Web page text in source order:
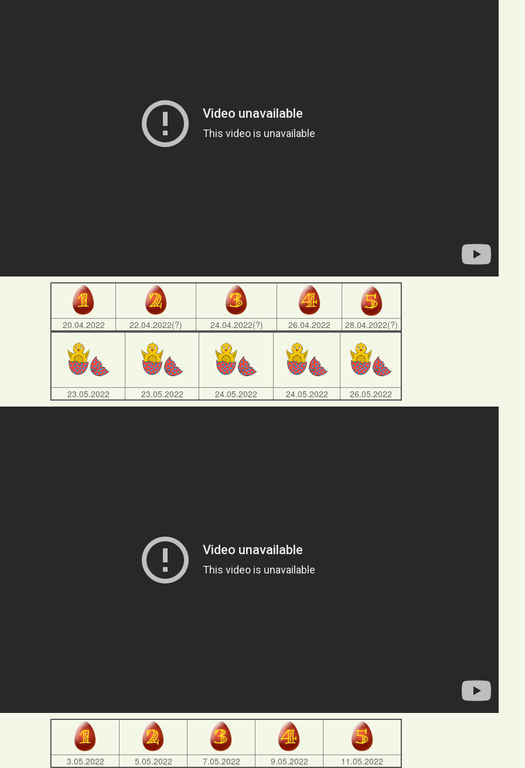
20.04.2022 22.04.2022(?) 24.04.2022(?) 26.04.2022 28.04.2022(?)
23.05.2022 23.05.2022 24.05.2022 24.05.2022 26.05.2022
3.05.2022 5.05.2022 7.05.2022 9.05.2022 11.05.2022